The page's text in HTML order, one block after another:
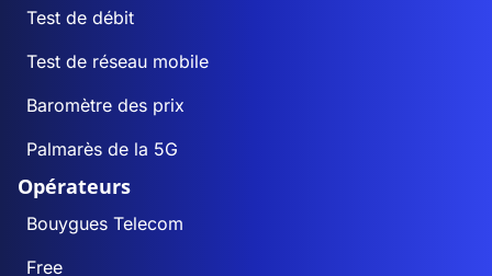
Test de débit
Test de réseau mobile
Baromètre des prix
Palmarès de la 5G
Opérateurs
Bouygues Telecom
Free